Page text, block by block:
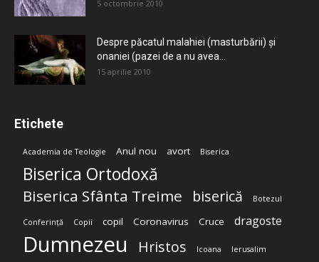
5 octombrie 2010
Despre păcatul malahiei (masturbării) şi
onaniei (pazei de a nu avea...
15 aprilie 2010
Etichete
Academia de Teologie Anul nou avort Biserica
Biserica Ortodoxă
Biserica Sfânta Treime biserică Botezul
Conferință Copii copil Coronavirus Cruce dragoste
Dumnezeu Hristos Icoana Ierusalim